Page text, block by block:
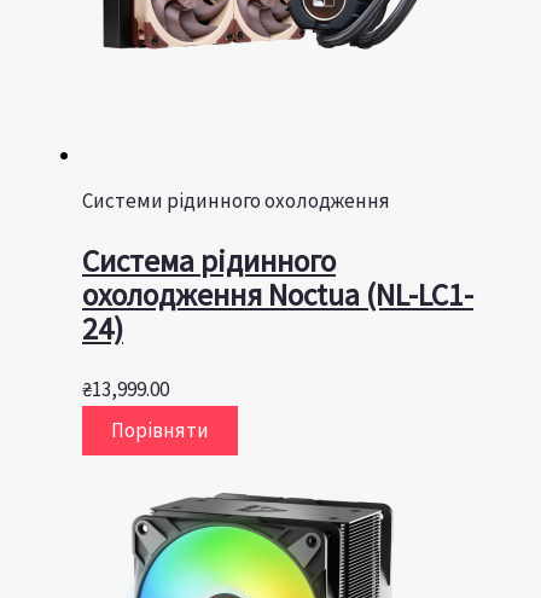
Системи рідинного охолодження
Система рідинного
охолодження Noctua (NL-LC1-
24)
₴13,999.00
Порівняти